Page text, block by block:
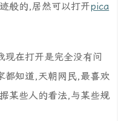
般的,居然可以打开pica
现在打开是完全没有问
都知道,天朝网民,最喜欢
某些人的看法,与某些规